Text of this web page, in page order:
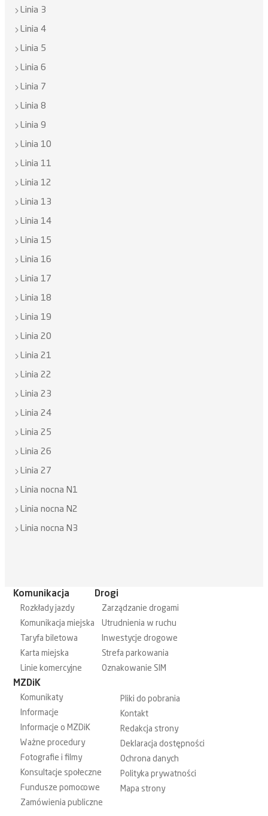
Linia 3
Linia 4
Linia 5
Linia 6
Linia 7
Linia 8
Linia 9
Linia 10
Linia 11
Linia 12
Linia 13
Linia 14
Linia 15
Linia 16
Linia 17
Linia 18
Linia 19
Linia 20
Linia 21
Linia 22
Linia 23
Linia 24
Linia 25
Linia 26
Linia 27
Linia nocna N1
Linia nocna N2
Linia nocna N3
Komunikacja
Rozkłady jazdy
Komunikacja miejska
Taryfa biletowa
Karta miejska
Linie komercyjne
Drogi
Zarządzanie drogami
Utrudnienia w ruchu
Inwestycje drogowe
Strefa parkowania
Oznakowanie SIM
MZDiK
Komunikaty
Informacje
Informacje o MZDiK
Ważne procedury
Fotografie i filmy
Konsultacje społeczne
Fundusze pomocowe
Zamówienia publiczne
Pliki do pobrania
Kontakt
Redakcja strony
Deklaracja dostępności
Ochrona danych
Polityka prywatności
Mapa strony